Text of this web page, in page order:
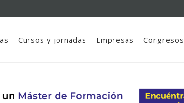
Cursos y jornadas Empresas Congresos